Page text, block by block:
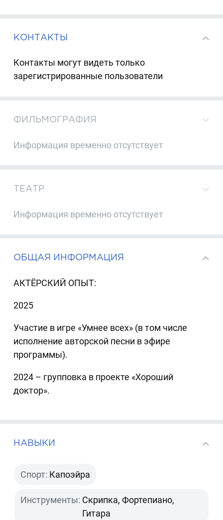
КОНТАКТЫ
Контакты могут видеть только
зарегистрированные пользователи
ФИЛЬМОГРАФИЯ
Информация временно отсутствует
ТЕАТР
Информация временно отсутствует
ОБЩАЯ ИНФОРМАЦИЯ
АКТЁРСКИЙ ОПЫТ:
2025
Участие в игре «Умнее всех» (в том числе
исполнение авторской песни в эфире
программы).
2024 – групповка в проекте «Хороший
доктор».
НАВЫКИ
Спорт: Капоэйра
Инструменты: Скрипка, Фортепиано,
Гитара